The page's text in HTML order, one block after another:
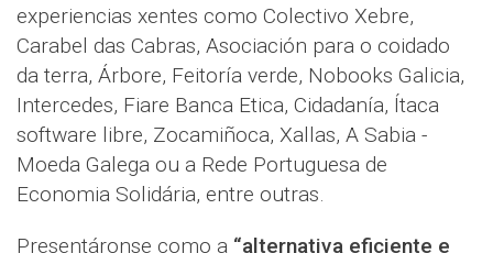
experiencias xentes como Colectivo Xebre,
Carabel das Cabras, Asociación para o coidado
da terra, Árbore, Feitoría verde, Nobooks Galicia,
Intercedes, Fiare Banca Etica, Cidadanía, Ítaca
software libre, Zocamiñoca, Xallas, A Sabia -
Moeda Galega ou a Rede Portuguesa de
Economia Solidária, entre outras.
Presentáronse como a “alternativa eficiente e